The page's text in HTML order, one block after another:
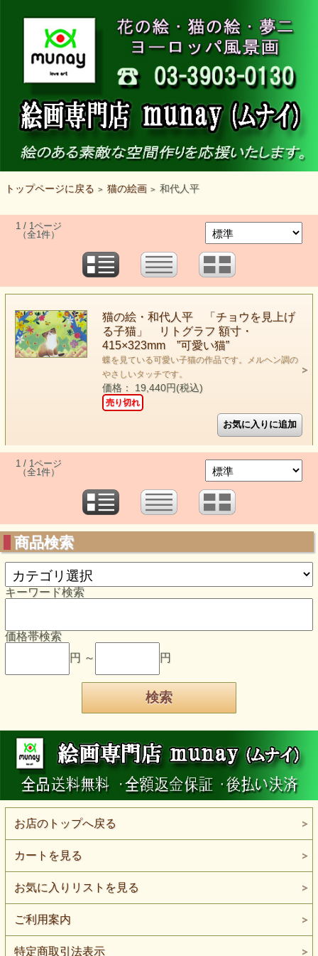
トップページに戻る > 猫の絵画 > 和代人平
1 / 1ページ
（全1件）
猫の絵・和代人平 「チョウを見上げ
る子猫」 リトグラフ 額寸・
415×323mm ”可愛い猫”
蝶を見ている可愛い子猫の作品です。メルヘン調の
やさしいタッチです。
価格： 19,440円(税込)
売り切れ
1 / 1ページ
（全1件）
商品検索
キーワード検索
価格帯検索
円 ～
円
お店のトップへ戻る
カートを見る
お気に入りリストを見る
ご利用案内
特定商取引法表示